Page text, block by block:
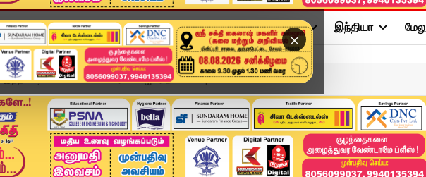
×
அண்மை தமிழ்நாடு சினிமா அரசியல் விளையாட்டு இந்தியா
இந்திய டி20 கேப்டனான ஸ்ரேயாஸ் ஐயர் நியமனம் | T2...